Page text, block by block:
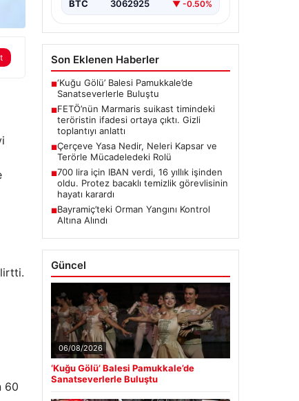
60
BTC 3062925 ▼ -0.50%
Son Eklenen Haberler
■‘Kuğu Gölü’ Balesi Pamukkale’de
Sanatseverlerle Buluştu
■FETÖ’nün Marmaris suikast timindeki
teröristin ifadesi ortaya çıktı. Gizli
toplantıyı anlattı
■Çerçeve Yasa Nedir, Neleri Kapsar ve
Terörle Mücadeledeki Rolü
■700 lira için IBAN verdi, 16 yıllık işinden
oldu. Protez bacaklı temizlik görevlisinin
hayatı karardı
■Bayramiç’teki Orman Yangını Kontrol
Altına Alındı
Güncel
06/08/2026
‘Kuğu Gölü’ Balesi Pamukkale’de
Sanatseverlerle Buluştu